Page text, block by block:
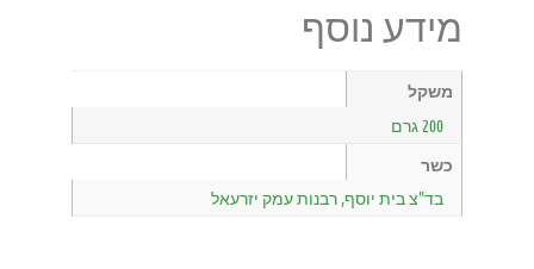
מידע נוסף
משקל
200 גרם
כשר
בד"צ בית יוסף, רבנות עמק יזרעאל